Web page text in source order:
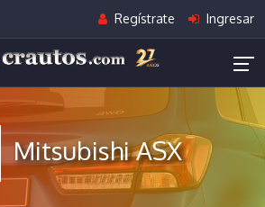
Regístrate Ingresar
Mitsubishi ASX